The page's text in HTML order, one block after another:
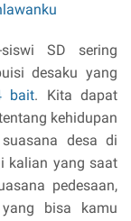
SD sering
desaku yang
bait. Kita dapat
kehidupan
desa di
kalian yang saat
pedesaan,
bisa kamu